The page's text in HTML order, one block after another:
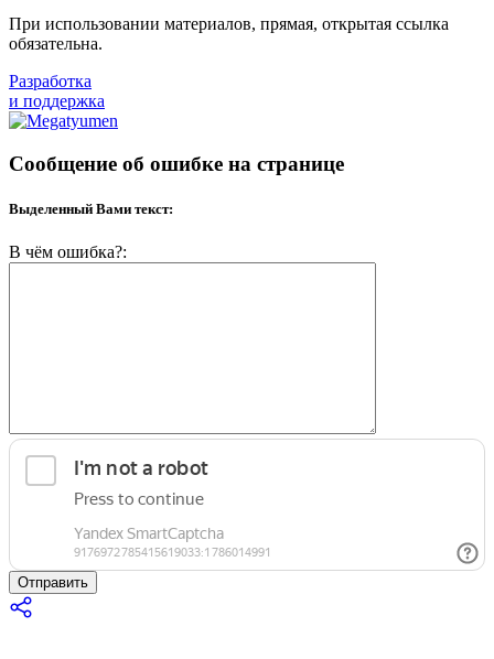
При использовании материалов, прямая, открытая ссылка
обязательна.
Разработка
и поддержка
Сообщение об ошибке на странице
Выделенный Вами текст:
В чём ошибка?:
Отправить